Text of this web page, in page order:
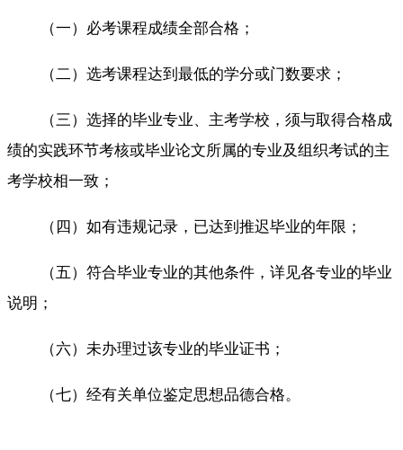
（一）必考课程成绩全部合格；
（二）选考课程达到最低的学分或门数要求；
（三）选择的毕业专业、主考学校，须与取得合格成
绩的实践环节考核或毕业论文所属的专业及组织考试的主
考学校相一致；
（四）如有违规记录，已达到推迟毕业的年限；
（五）符合毕业专业的其他条件，详见各专业的毕业
说明；
（六）未办理过该专业的毕业证书；
（七）经有关单位鉴定思想品德合格。